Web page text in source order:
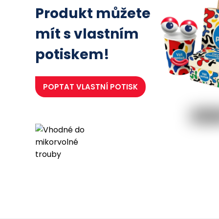
Produkt můžete
mít s vlastním
potiskem!
POPTAT VLASTNÍ POTISK